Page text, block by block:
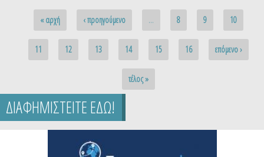
Pages
« αρχή ‹ προηγούμενο … 8 9 10
11 12 13 14 15 16 επόμενο ›
τέλος »
ΔΙΑΦΗΜΙΣΤΕΙΤΕ ΕΔΩ!